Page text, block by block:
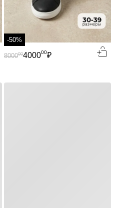
-50%
400000₽
800000